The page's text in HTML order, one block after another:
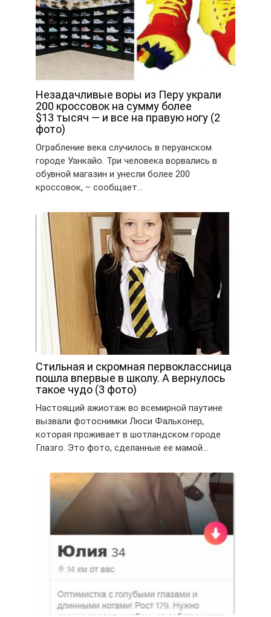
Незадачливые воры из Перу украли
200 кроссовок на сумму более
$13 тысяч — и все на правую ногу (2
фото)
Ограбление века случилось в перуанском
городе Уанкайо. Три человека ворвались в
обувной магазин и унесли более 200
кроссовок, – сообщает…
Стильная и скромная первоклассница
пошла впервые в школу. А вернулось
такое чудо (3 фото)
Настоящий ажиотаж во всемирной паутине
вызвали фотоснимки Люси Фальконер,
которая проживает в шотландском городе
Глазго. Это фото, сделанные ее мамой…